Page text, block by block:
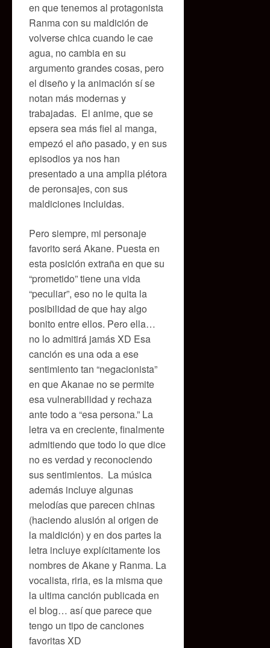
en que tenemos al protagonista
Ranma con su maldición de
volverse chica cuando le cae
agua, no cambia en su
argumento grandes cosas, pero
el diseño y la animación sí se
notan más modernas y
trabajadas. El anime, que se
epsera sea más fiel al manga,
empezó el año pasado, y en sus
episodios ya nos han
presentado a una amplia plétora
de peronsajes, con sus
maldiciones incluidas.
Pero siempre, mi personaje
favorito será Akane. Puesta en
esta posición extraña en que su
“prometido” tiene una vida
“peculiar”, eso no le quita la
posibilidad de que hay algo
bonito entre ellos. Pero ella…
no lo admitirá jamás XD Esa
canción es una oda a ese
sentimiento tan “negacionista”
en que Akanae no se permite
esa vulnerabilidad y rechaza
ante todo a “esa persona.” La
letra va en creciente, finalmente
admitiendo que todo lo que dice
no es verdad y reconociendo
sus sentimientos. La música
además incluye algunas
melodías que parecen chinas
(haciendo alusión al origen de
la maldición) y en dos partes la
letra incluye explícitamente los
nombres de Akane y Ranma. La
vocalista, riria, es la misma que
la ultima canción publicada en
el blog… así que parece que
tengo un tipo de canciones
favoritas XD